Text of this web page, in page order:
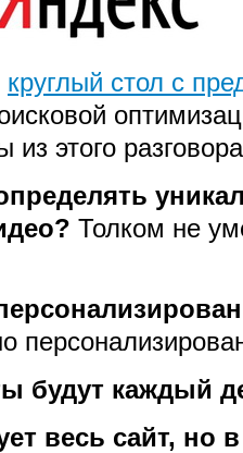
круглый стол с
этого
Толком не
будут каждый
весь сайт, но